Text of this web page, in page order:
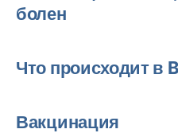
болен
Что происходит в
Вакцинация